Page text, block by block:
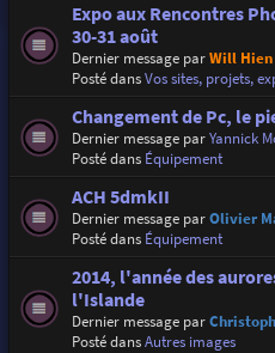
Expo aux Rencontres
30-31 août
Dernier message parWill Hien
Posté dansVos sites, projets,
Changement de Pc, le
Dernier message parYannick
Posté dans Équipement
ACH 5dmkII
Dernier message parOlivier
Posté dans Équipement
2014, l'année des
l'Islande
Dernier message par
Posté dansAutres images